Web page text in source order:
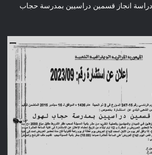
انجاز قسمين دراسيين بمدرسة حجاب